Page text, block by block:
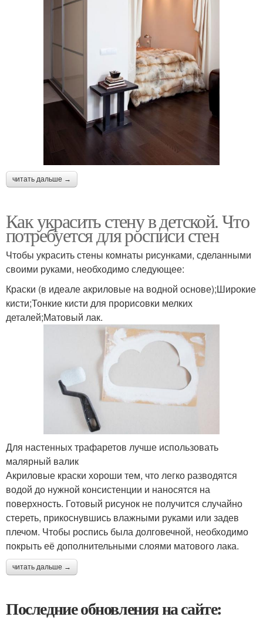
читать дальше →
Как украсить стену в детской. Что
потребуется для росписи стен
Чтобы украсить стены комнаты рисунками, сделанными
своими руками, необходимо следующее:
Краски (в идеале акриловые на водной основе);Широкие
кисти;Тонкие кисти для прорисовки мелких
деталей;Матовый лак.
Для настенных трафаретов лучше использовать
малярный валик
Акриловые краски хороши тем, что легко разводятся
водой до нужной консистенции и наносятся на
поверхность. Готовый рисунок не получится случайно
стереть, прикоснувшись влажными руками или задев
плечом. Чтобы роспись была долговечной, необходимо
покрыть её дополнительными слоями матового лака.
читать дальше →
Последние обновления на сайте: